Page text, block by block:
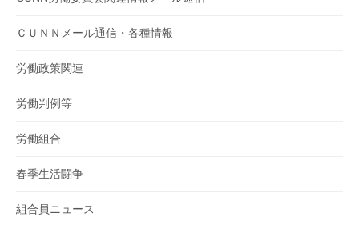
ＣＵＮＮメール通信・各種情報
労働政策関連
労働判例等
労働組合
春季生活闘争
組合員ニュース